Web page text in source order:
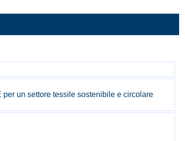
un settore tessile sostenibile e circolare